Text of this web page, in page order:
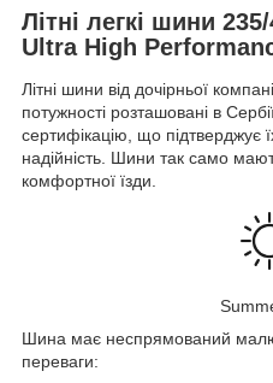
Літні легкі шини
Ultra High
Літні шини від дочірньої
потужності розташовані в
сертифікацію, що підтверджує
надійність. Шини так само
комфортної їзди.
Шина має неспрямований
переваги: